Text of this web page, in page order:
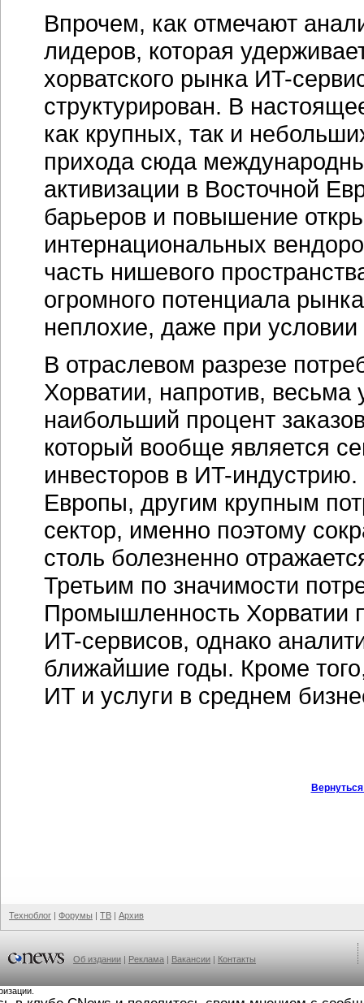
Впрочем, как отмечают
лидеров, которая
хорватского рынкаИT-
структурирован. В
как крупных, так и
прихода сюда
активизации в Восточной
барьеров и повышение
интернациональных
часть нишевого
огромного потенциала
неплохие, даже при
В отраслевом разрезе
Хорватии, напротив,
наибольший процент
который вообще является
инвесторов в ИT-индустрию.
Европы, другим крупным
сектор, именно поэтому
столь болезненно
Третьим по значимости
Промышленность Хорватии
ИT-сервисов, однако
ближайшие годы. Кроме
ИT и услуги в среднем
Техноблог | Форумы | ТВ | Архив
Об издании | Реклама | Вакансии | Контакты